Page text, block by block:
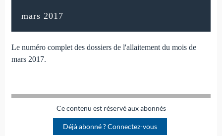
mars 2017
Le numéro complet des dossiers de l'allaitement du mois de
mars 2017.
Ce contenu est réservé aux abonnés
Déjà abonné ? Connectez-vous